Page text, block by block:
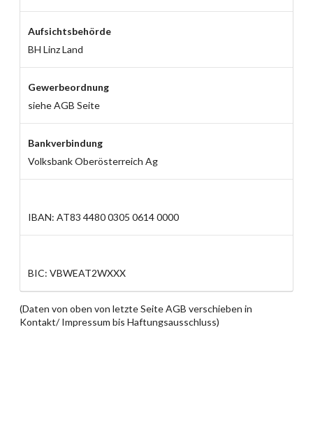
Aufsichtsbehörde
BH Linz Land
Gewerbeordnung
siehe AGB Seite
Bankverbindung
Volksbank Oberösterreich Ag
IBAN: AT83 4480 0305 0614 0000
BIC: VBWEAT2WXXX
(Daten von oben von letzte Seite AGB verschieben in
Kontakt/ Impressum bis Haftungsausschluss)